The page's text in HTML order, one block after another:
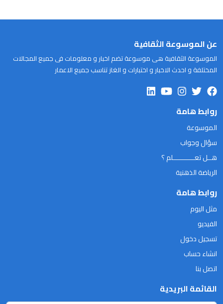
عن الموسوعة الثقافية
الموسوعة الثقافية هى موسوعة تضم اخبار و معلومات فى جميع المجالات
المختلفة و احدث الاخبار و اختبارات و الغاز تناسب جميع الاعمار
روابط هامة
الموسوعة
سؤال وجواب
هــل تعـــــــــــلم ؟
الرياضة الذهنية
روابط هامة
مثل اليوم
الفيديو
تسجيل دخول
انشاء حساب
اتصل بنا
القائمة البريدية